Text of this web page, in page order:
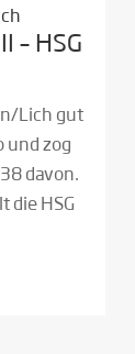
– HSG
Lich gut
und zog
davon.
die HSG